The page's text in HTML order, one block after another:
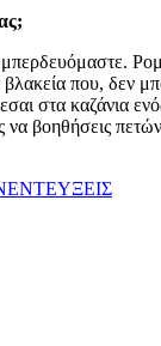
που, δεν
στα καζάνια
βοηθήσεις